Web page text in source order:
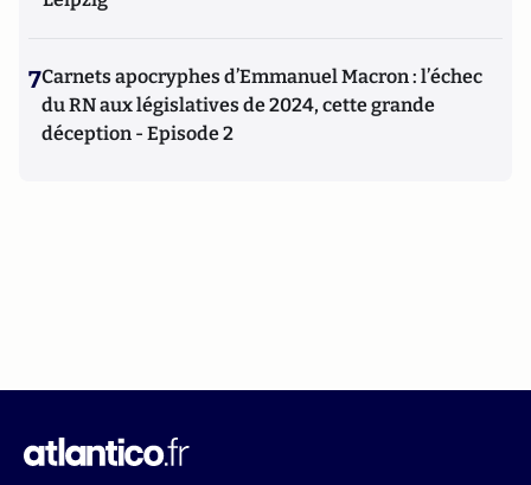
7Carnets apocryphes d’Emmanuel Macron : l’échec
du RN aux législatives de 2024, cette grande
déception - Episode 2